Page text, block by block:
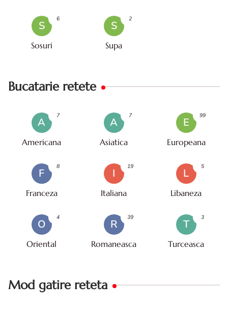
S
Sosuri
6
S
Supa
2
Bucatarie retete
A
Americana
7
A
Asiatica
7
E
Europeana
99
F
Franceza
8
I
Italiana
19
L
Libaneza
5
O
Oriental
4
R
Romaneasca
39
T
Turceasca
3
Mod gatire reteta